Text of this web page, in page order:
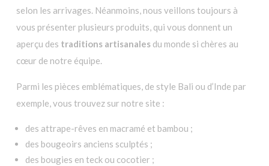
selon les arrivages. Néanmoins, nous veillons toujours à
vous présenter plusieurs produits, qui vous donnent un
aperçu des traditions artisanales du monde si chères au
cœur de notre équipe.
Parmi les pièces emblématiques, de style Bali ou d’Inde par
exemple, vous trouvez sur notre site :
des attrape-rêves en macramé et bambou ;
des bougeoirs anciens sculptés ;
des bougies en teck ou cocotier ;